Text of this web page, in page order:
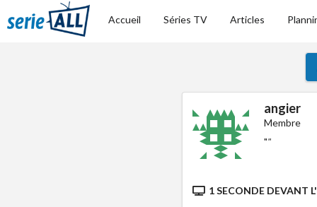
Accueil Séries TV Articles
angier
Membre
""
1 SECONDE DEVANT